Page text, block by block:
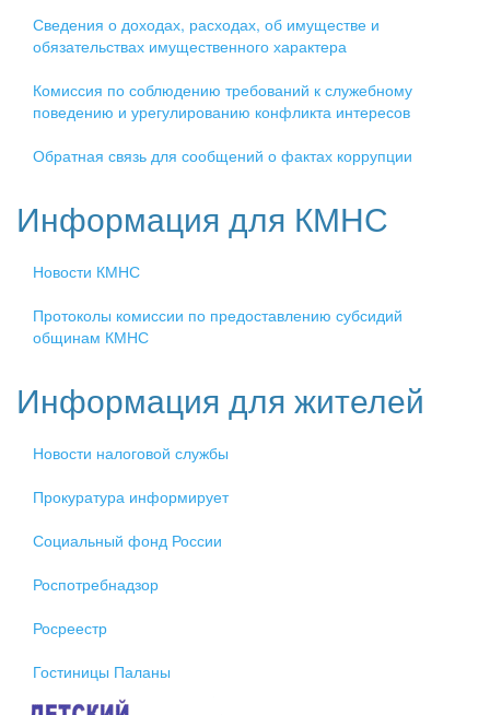
Сведения о доходах, расходах, об имуществе и
обязательствах имущественного характера
Комиссия по соблюдению требований к служебному
поведению и урегулированию конфликта интересов
Обратная связь для сообщений о фактах коррупции
Информация для КМНС
Новости КМНС
Протоколы комиссии по предоставлению субсидий
общинам КМНС
Информация для жителей
Новости налоговой службы
Прокуратура информирует
Социальный фонд России
Роспотребнадзор
Росреестр
Гостиницы Паланы